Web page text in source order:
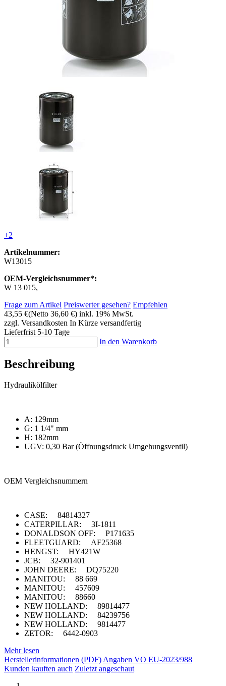
+2
Artikelnummer:
W13015
OEM-Vergleichsnummer*:
W 13 015,
Frage zum Artikel Preiswerter gesehen? Empfehlen
43,55 €(Netto 36,60 €) inkl. 19% MwSt.
zzgl. Versandkosten In Kürze versandfertig
Lieferfrist 5-10 Tage
In den Warenkorb
Beschreibung
Hydraulikölfilter
A: 129mm
G: 1 1/4" mm
H: 182mm
UGV: 0,30 Bar (Öffnungsdruck Umgehungsventil)
OEM Vergleichsnummern
CASE: 84814327
CATERPILLAR: 3I-1811
DONALDSON OFF: P171635
FLEETGUARD: AF25368
HENGST: HY421W
JCB: 32-901401
JOHN DEERE: DQ75220
MANITOU: 88 669
MANITOU: 457609
MANITOU: 88660
NEW HOLLAND: 89814477
NEW HOLLAND: 84239756
NEW HOLLAND: 9814477
ZETOR: 6442-0903
Mehr lesen
Herstellerinformationen (PDF)Angaben VO EU-2023/988
Kunden kauften auch Zuletzt angeschaut